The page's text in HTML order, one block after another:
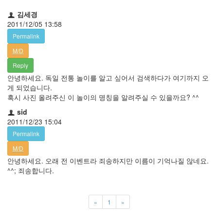
김세경
2011/12/05 13:58
Permalink
M/D
Reply
안녕하세요. 독일 전통 놀이를 알고 싶어서 검색하다가 여기까지 오
게 되었습니다.
혹시 사진 올려주신 이 놀이의 명칭을 알려주실 수 있을까요? ^^
sid
2011/12/23 15:04
Permalink
M/D
안녕하세요. 오래 전 이벤트라 죄송하지만 이름이 기억나질 않네요.
^^; 죄송합니다.
« 1 »